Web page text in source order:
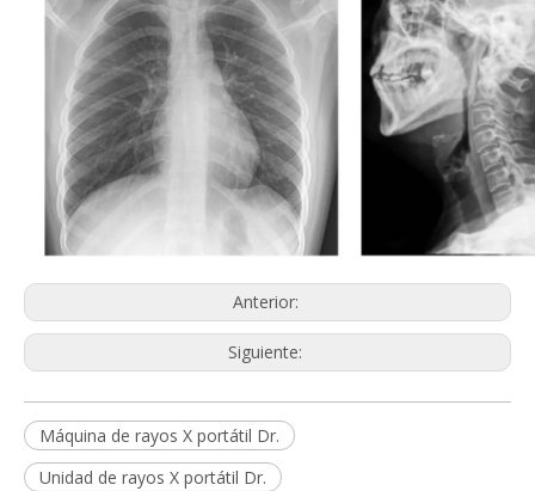
Anterior:
Siguiente:
Máquina de rayos X portátil Dr.
Unidad de rayos X portátil Dr.